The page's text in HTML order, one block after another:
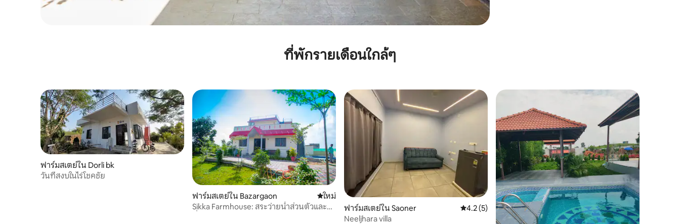
ที่พักรายเดือนใกล้ๆ
ฟาร์มสเตย์ใน Dorli bk
วันที่สงบในไร่โชคชัย
ฟาร์มสเตย์ใน Bazargaon ที่พักใหม่
ใหม่
Sikka Farmhouse: สระว่ายน้ำส่วนตัวและ
ฟาร์มสเตย์ใน Saoner คะแนนเฉลี่ย 4.2 จาก 5, 5 รีวิว
4.2 (5)
Neeljhara villa